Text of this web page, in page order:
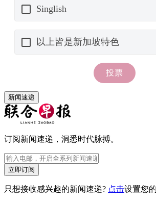
新闻速递
订阅新闻速递，洞悉时代脉搏。
立即订阅
只想接收感兴趣的新闻速递? 点击设置您